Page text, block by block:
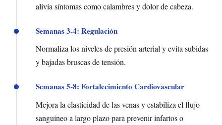
alivia síntomas como calambres y dolor de cabeza.
Semanas 3-4: Regulación
Normaliza los niveles de presión arterial y evita subidas
y bajadas bruscas de tensión.
Semanas 5-8: Fortalecimiento Cardiovascular
Mejora la elasticidad de las venas y estabiliza el flujo
sanguíneo a largo plazo para prevenir infartos o